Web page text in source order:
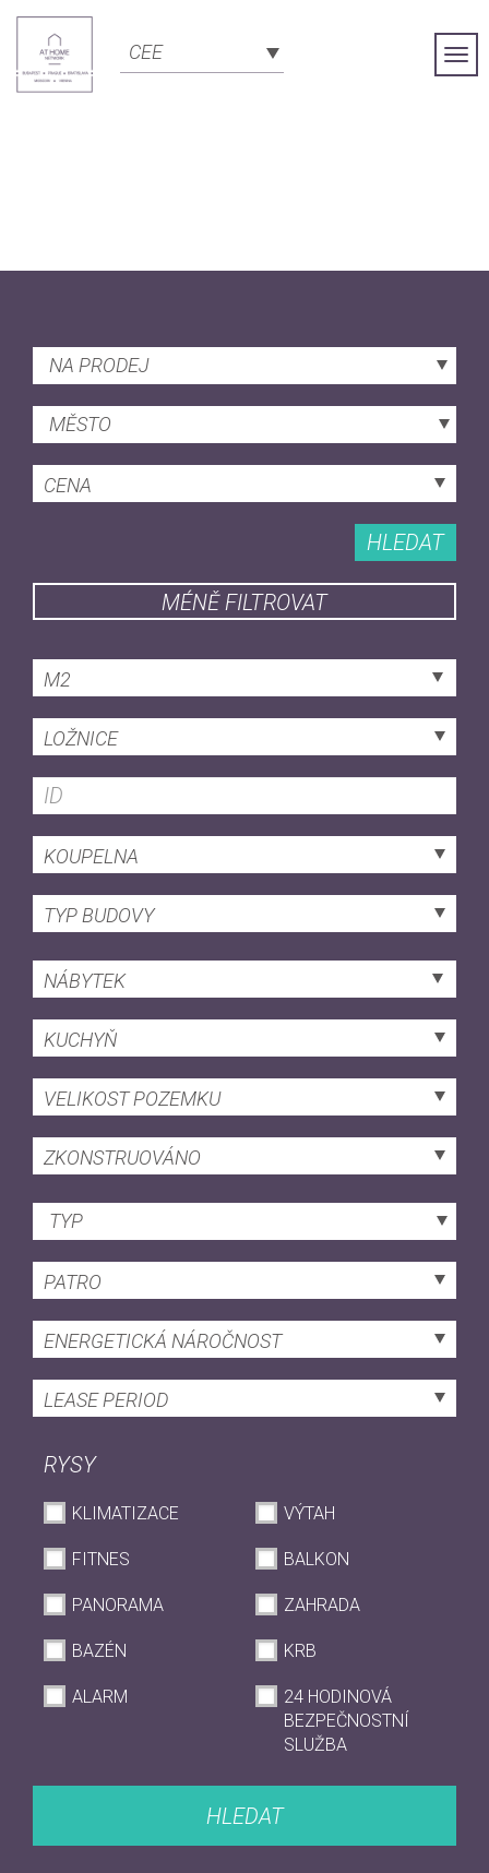
CEE
NA PRODEJ
MĚSTO
CENA
HLEDAT
MÉNĚ FILTROVAT
M2
LOŽNICE
KOUPELNA
TYP BUDOVY
NÁBYTEK
KUCHYŇ
VELIKOST POZEMKU
ZKONSTRUOVÁNO
TYP
PATRO
ENERGETICKÁ NÁROČNOST
LEASE PERIOD
RYSY
KLIMATIZACE VÝTAH
FITNES BALKON
PANORAMA ZAHRADA
BAZÉN KRB
ALARM
24 HODINOVÁ
BEZPEČNOSTNÍ
SLUŽBA
HLEDAT